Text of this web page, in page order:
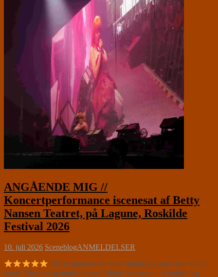
ANGÅENDE MIG //
Koncertperformance iscenesat af Betty
Nansen Teatret, på Lagune, Roskilde
Festival 2026
10. juli 2026 SceneblogANMELDELSER
Der er grænser for hvor smidig jeg kan være for en
mand. Mens sangerinden Laura Lilholt Andersen – kvinden bag